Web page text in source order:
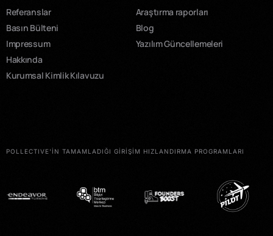
Referanslar
Basın Bülteni
Impressum
Hakkında
Kurumsal Kimlik Kılavuzu
Araştırma raporları
Blog
Yazılım Güncellemeleri
POLLECTIVE'İN TAMAMLADIĞI GİRİŞİM HIZLANDIRMA PROGRAMLARI